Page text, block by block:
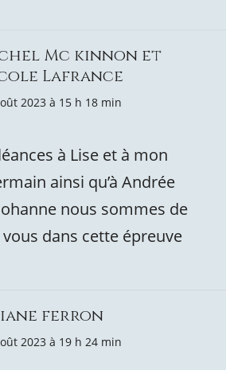
Mc kinnon et
Lafrance
2023 à 15 h 18 min
à Lise et à mon
ainsi qu’à Andrée
nous sommes de
dans cette épreuve
ferron
2023 à 19 h 24 min